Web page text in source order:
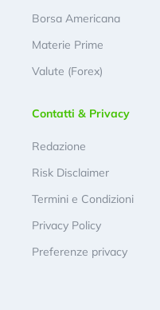
Borsa Americana
Materie Prime
Valute (Forex)
Contatti & Privacy
Redazione
Risk Disclaimer
Termini e Condizioni
Privacy Policy
Preferenze privacy